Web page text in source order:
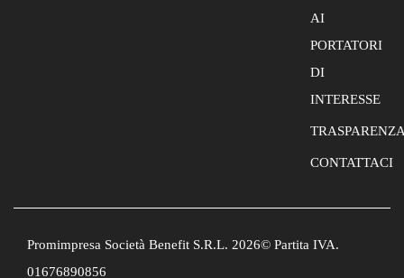
AI
PORTATORI
DI
INTERESSE
CONTATTACI
Promimpresa Società Benefit S.R.L. 2026© Partita IVA.
01676890856